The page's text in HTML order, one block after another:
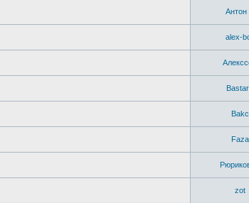
Антон
alex-
Bakc
Faza
zot